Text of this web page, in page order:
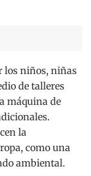
los niños, niñas
de talleres
máquina de
la
como una
ambiental.